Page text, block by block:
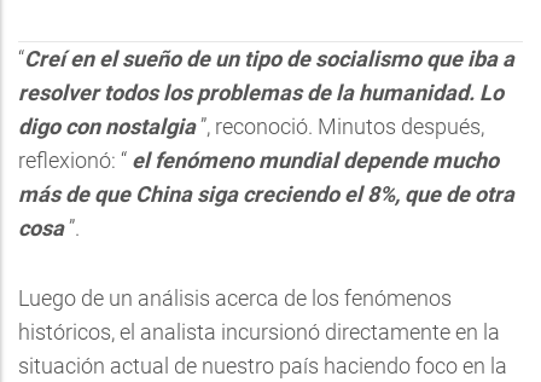
“Creí en el sueño de un tipo de socialismo que iba a
resolver todos los problemas de la humanidad. Lo
digo con nostalgia”, reconoció. Minutos después,
reflexionó: “ el fenómeno mundial depende mucho
más de que China siga creciendo el 8%, que de otra
cosa”.
Luego de un análisis acerca de los fenómenos
históricos, el analista incursionó directamente en la
situación actual de nuestro país haciendo foco en la